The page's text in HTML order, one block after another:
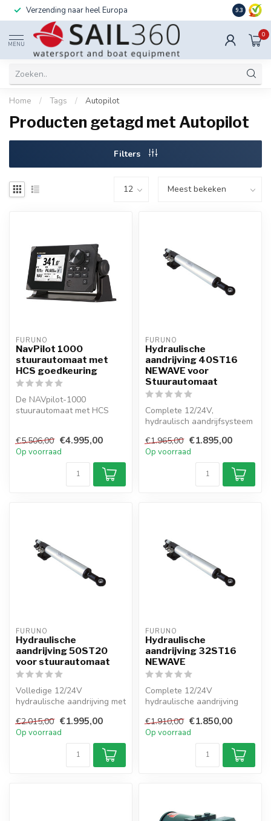
Verzending naar heel Europa Ook
9.3
MENU
0
Home / Tags / Autopilot
Producten getagd met Autopilot
Filters
FURUNO
NavPilot 1000
stuurautomaat met
HCS goedkeuring
De NAVpilot-1000
stuurautomaat met HCS
€5.506,00 €4.995,00
Op voorraad
FURUNO
Hydraulische
aandrijving 40ST16
NEWAVE voor
Stuurautomaat
Complete 12/24V,
hydraulisch aandrijfsysteem
Compact,...
€1.965,00 €1.895,00
Op voorraad
FURUNO
Hydraulische
aandrijving 50ST20
voor stuurautomaat
Volledige 12/24V
hydraulische aandrijving met
zeiljachten tot...
€2.015,00 €1.995,00
Op voorraad
FURUNO
Hydraulische
aandrijving 32ST16
NEWAVE
Complete 12/24V
hydraulische aandrijving
Compact, onder...
€1.910,00 €1.850,00
Op voorraad